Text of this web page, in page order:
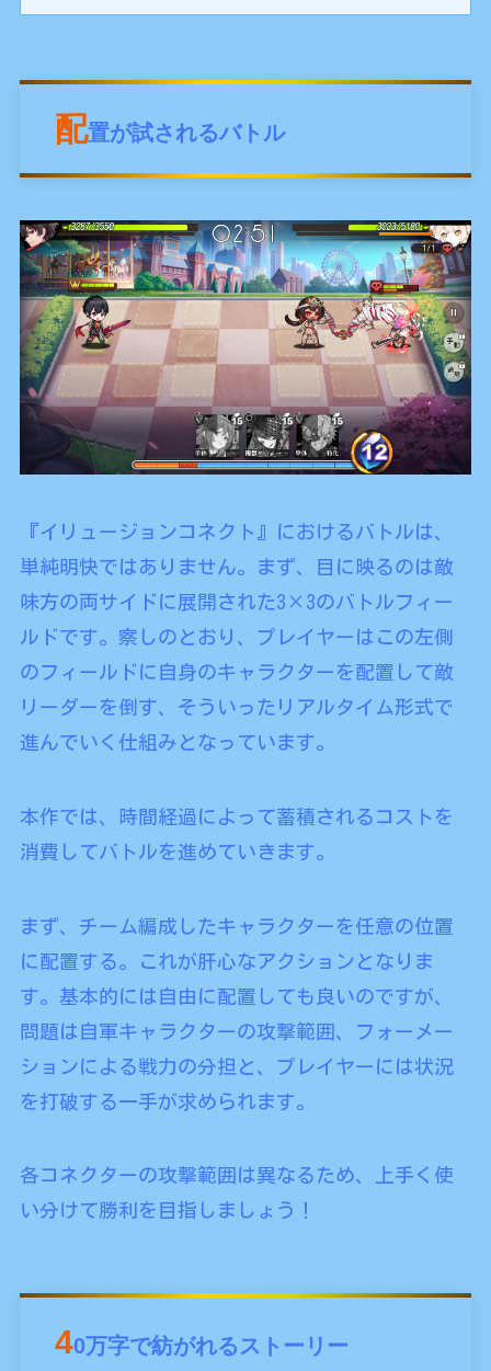
配置が試されるバトル
『イリュージョンコネクト』におけるバトルは、
単純明快ではありません。まず、目に映るのは敵
味方の両サイドに展開された3×3のバトルフィー
ルドです。察しのとおり、プレイヤーはこの左側
のフィールドに自身のキャラクターを配置して敵
リーダーを倒す、そういったリアルタイム形式で
進んでいく仕組みとなっています。
本作では、時間経過によって蓄積されるコストを
消費してバトルを進めていきます。
まず、チーム編成したキャラクターを任意の位置
に配置する。これが肝心なアクションとなりま
す。基本的には自由に配置しても良いのですが、
問題は自軍キャラクターの攻撃範囲、フォーメー
ションによる戦力の分担と、プレイヤーには状況
を打破する一手が求められます。
各コネクターの攻撃範囲は異なるため、上手く使
い分けて勝利を目指しましょう！
40万字で紡がれるストーリー